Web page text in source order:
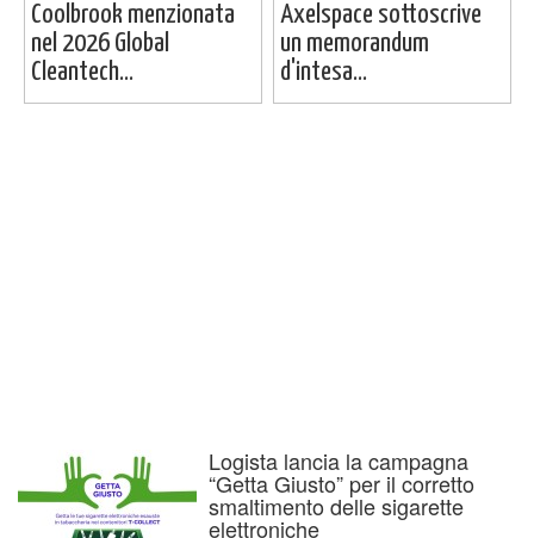
Coolbrook menzionata
nel 2026 Global
Cleantech...
Axelspace sottoscrive
un memorandum
d'intesa...
Logista lancia la campagna
“Getta Giusto” per il corretto
smaltimento delle sigarette
elettroniche